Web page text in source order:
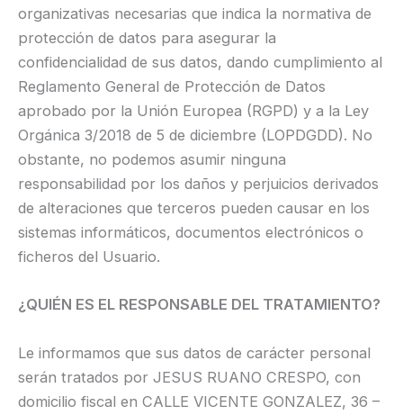
organizativas necesarias que indica la normativa de
protección de datos para asegurar la
confidencialidad de sus datos, dando cumplimiento al
Reglamento General de Protección de Datos
aprobado por la Unión Europea (RGPD) y a la Ley
Orgánica 3/2018 de 5 de diciembre (LOPDGDD). No
obstante, no podemos asumir ninguna
responsabilidad por los daños y perjuicios derivados
de alteraciones que terceros pueden causar en los
sistemas informáticos, documentos electrónicos o
ficheros del Usuario.
¿QUIÉN ES EL RESPONSABLE DEL TRATAMIENTO?
Le informamos que sus datos de carácter personal
serán tratados por JESUS RUANO CRESPO, con
domicilio fiscal en CALLE VICENTE GONZALEZ, 36 –